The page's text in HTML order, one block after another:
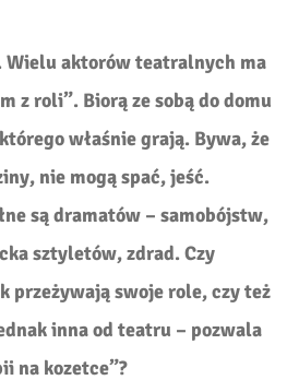
Wielu aktorów teatralnych ma
z roli”. Biorą ze sobą do domu
właśnie grają. Bywa, że
nie mogą spać, jeść.
są dramatów – samobójstw,
sztyletów, zdrad. Czy
przeżywają swoje role, czy też
inna od teatru – pozwala
na kozetce”?